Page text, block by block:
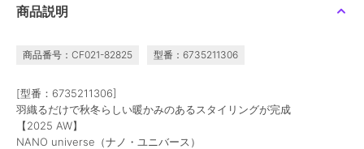
商品説明
商品番号：CF021-82825 型番：6735211306
[型番：6735211306]
羽織るだけで秋冬らしい暖かみのあるスタイリングが完成
【2025 AW】
NANO universe（ナノ・ユニバース）